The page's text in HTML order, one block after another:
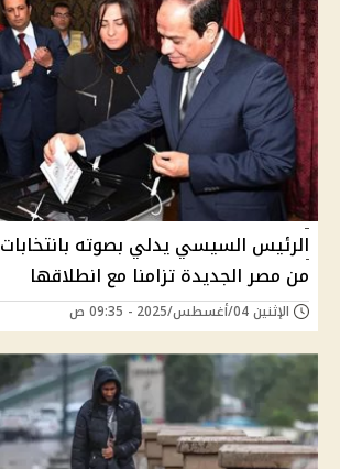
الرئيس السيسي يدلي بصوته
من مصر الجديدة تزامنا مع انطلاقها
الإثنين 04/أغسطس/2025 - 09:35 ص